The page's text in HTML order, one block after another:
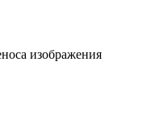
изображения